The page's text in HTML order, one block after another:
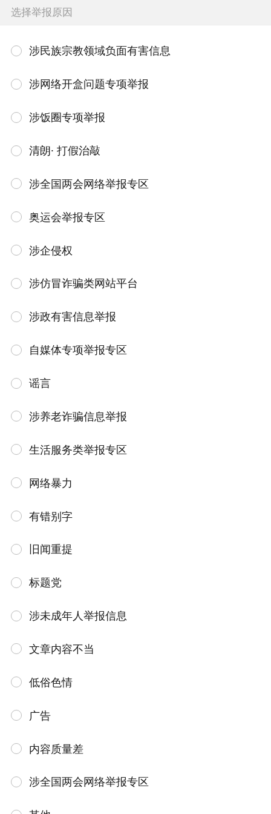
选择举报原因
涉民族宗教领域负面有害信息
涉网络开盒问题专项举报
涉饭圈专项举报
清朗· 打假治敲
涉全国两会网络举报专区
奥运会举报专区
涉企侵权
涉仿冒诈骗类网站平台
涉政有害信息举报
自媒体专项举报专区
谣言
涉养老诈骗信息举报
生活服务类举报专区
网络暴力
有错别字
旧闻重提
标题党
涉未成年人举报信息
文章内容不当
低俗色情
广告
内容质量差
涉全国两会网络举报专区